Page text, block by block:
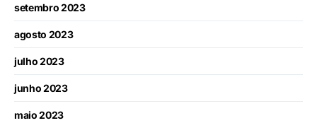
setembro 2023
agosto 2023
julho 2023
junho 2023
maio 2023